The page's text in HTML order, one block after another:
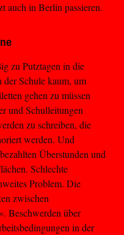
auch in Berlin passieren.
zu Putztagen in die
Schule kaum, um
gehen zu müssen
und Schulleitungen
zu schreiben, die
werden. Und
Überstunden und
Schlechte
Problem. Die
zwischen
Beschwerden über
in der